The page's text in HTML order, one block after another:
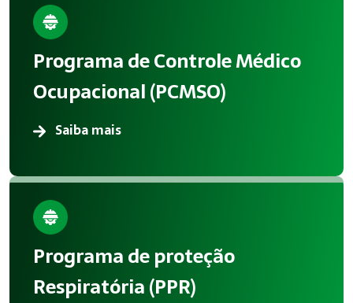
Benefícios da implementação
A aplicação correta de Medicina Ocupacional reduz
Atendimento em Jandira
A Megatrab atua oferecendo consultoria especializada em
Programa de Controle Médico
Ocupacional (PCMSO)
Saiba mais
Programa de proteção
Respiratória (PPR)